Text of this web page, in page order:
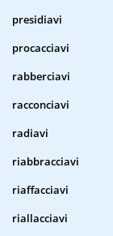
presidiavi
procacciavi
rabberciavi
racconciavi
radiavi
riabbracciavi
riaffacciavi
riallacciavi